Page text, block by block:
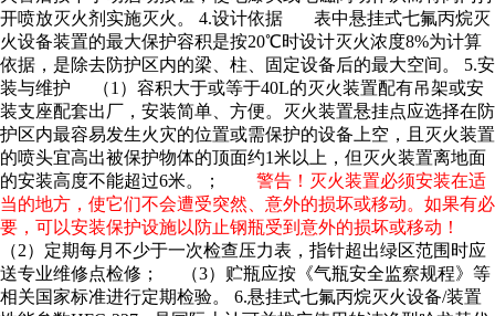
开喷放灭火剂实施灭火。 4.设计依据 表中悬挂式七氟丙烷灭
火设备装置的最大保护容积是按20℃时设计灭火浓度8%为计算
依据，是除去防护区内的梁、柱、固定设备后的最大空间。 5.安
装与维护 （1）容积大于或等于40L的灭火装置配有吊架或安
装支座配套出厂，安装简单、方便。灭火装置悬挂点应选择在防
护区内最容易发生火灾的位置或需保护的设备上空，且灭火装置
的喷头宜高出被保护物体的顶面约1米以上，但灭火装置离地面
的安装高度不能超过6米。； 警告！灭火装置必须安装在适
当的地方，使它们不会遭受突然、意外的损坏或移动。如果有必
要，可以安装保护设施以防止钢瓶受到意外的损坏或移动！
（2）定期每月不少于一次检查压力表，指针超出绿区范围时应
送专业维修点检修； （3）贮瓶应按《气瓶安全监察规程》等
相关国家标准进行定期检验。 6.悬挂式七氟丙烷灭火设备/装置